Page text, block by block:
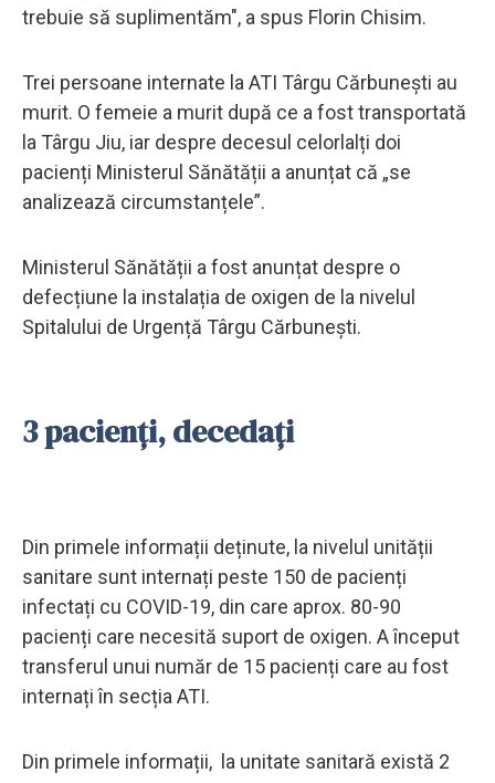
trebuie să suplimentăm", a spus Florin Chisim.
Trei persoane internate la ATI Târgu Cărbunești au
murit. O femeie a murit după ce a fost transportată
la Târgu Jiu, iar despre decesul celorlalți doi
pacienți Ministerul Sănătății a anunțat că „se
analizează circumstanțele”.
Ministerul Sănătății a fost anunțat despre o
defecțiune la instalația de oxigen de la nivelul
Spitalului de Urgență Târgu Cărbunești.
3 pacienți, decedați
Din primele informații deținute, la nivelul unității
sanitare sunt internați peste 150 de pacienți
infectați cu COVID-19, din care aprox. 80-90
pacienți care necesită suport de oxigen. A început
transferul unui număr de 15 pacienți care au fost
internați în secția ATI.
Din primele informații, la unitate sanitară există 2